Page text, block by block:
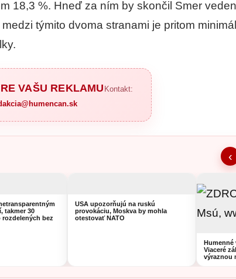
18,3 %. Hneď za ním by skončil Smer
týmito dvoma stranami je pritom
VAŠU REKLAMU Kontakt:
‹
takmer 30
bez
USA upozorňujú na ruskú
provokáciu, Moskva by mohla
otestovať NATO
Humenné
Viaceré
výraznou